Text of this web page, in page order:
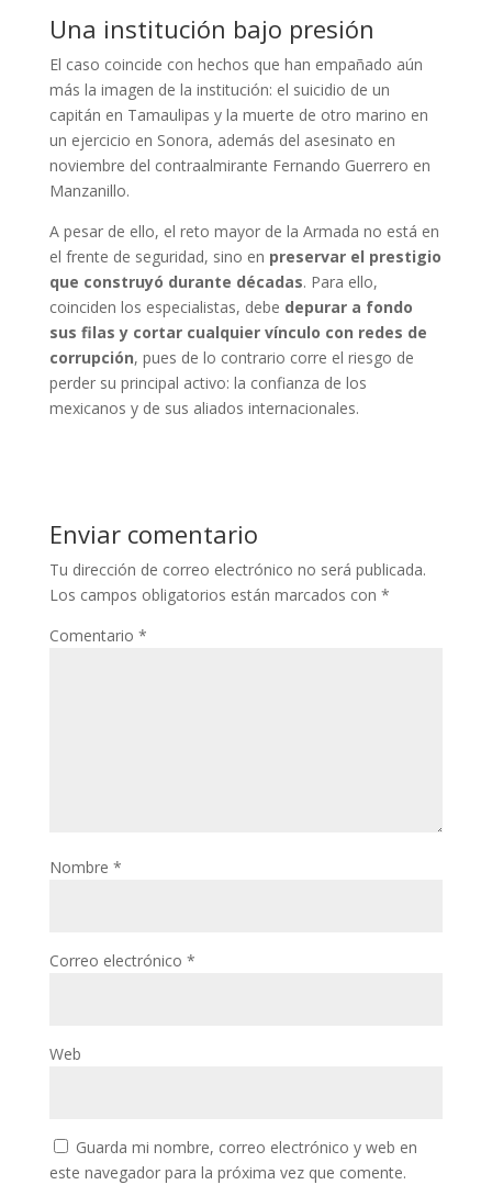
Una institución bajo presión
El caso coincide con hechos que han empañado aún
más la imagen de la institución: el suicidio de un
capitán en Tamaulipas y la muerte de otro marino en
un ejercicio en Sonora, además del asesinato en
noviembre del contraalmirante Fernando Guerrero en
Manzanillo.
A pesar de ello, el reto mayor de la Armada no está en
el frente de seguridad, sino en preservar el prestigio
que construyó durante décadas. Para ello,
coinciden los especialistas, debe depurar a fondo
sus filas y cortar cualquier vínculo con redes de
corrupción, pues de lo contrario corre el riesgo de
perder su principal activo: la confianza de los
mexicanos y de sus aliados internacionales.
Enviar comentario
Tu dirección de correo electrónico no será publicada.
Los campos obligatorios están marcados con *
Comentario *
Nombre *
Correo electrónico *
Web
Guarda mi nombre, correo electrónico y web en
este navegador para la próxima vez que comente.